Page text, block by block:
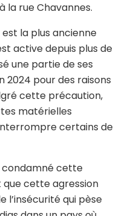
la rue Chavannes.
est la plus ancienne
active depuis plus de
une partie de ses
2024 pour des raisons
cette précaution,
matérielles
certains de
condamné cette
cette agression
l’insécurité qui pèse